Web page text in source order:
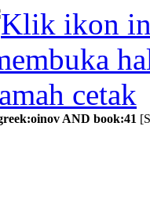
:oinov AND book:41